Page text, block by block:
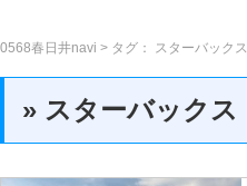
0568春日井navi > タグ： スターバックス
» スターバックス